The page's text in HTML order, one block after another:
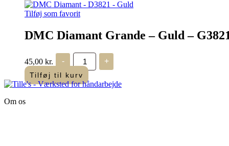
antal
Tilføj som favorit
DMC Diamant Grande – Guld –
45,00 kr. -
DMC
Diamant
Grande
-
Guld
+
Tilføj til kurv
Om os